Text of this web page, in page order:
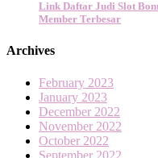
Link Daftar Judi Slot
Member Terbesar
Archives
February 2023
January 2023
December 2022
November 2022
October 2022
September 2022